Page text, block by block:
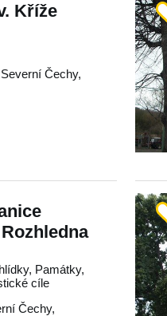
Kříže
Severní Čechy,
Památky,
cíle
Čechy,